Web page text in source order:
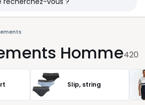
Homme420
Slip, string